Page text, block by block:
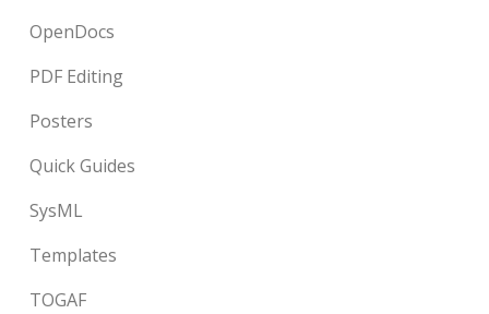
OpenDocs
PDF Editing
Posters
Quick Guides
SysML
Templates
TOGAF